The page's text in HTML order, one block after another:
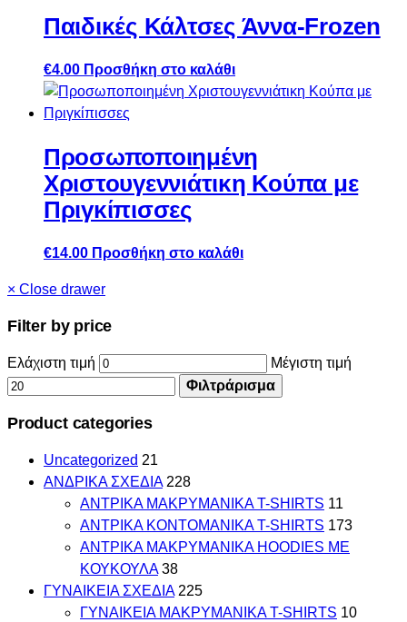
Παιδικές Κάλτσες Άννα-Frozen
€4.00 Προσθήκη στο καλάθι
Προσωποποιημένη
Χριστουγεννιάτικη Κούπα με
Πριγκίπισσες
€14.00 Προσθήκη στο καλάθι
× Close drawer
Filter by price
Ελάχιστη τιμή
Μέγιστη τιμή
Φιλτράρισμα
Product categories
Uncategorized 21
ΑΝΔΡΙΚΑ ΣΧΕΔΙΑ 228
ΑΝΤΡΙΚΑ MAKΡYMANIKA T-SHIRTS 11
ΑΝΤΡΙΚΑ ΚΟΝΤΟΜΑΝΙΚΑ T-SHIRTS 173
ΑΝΤΡΙΚΑ ΜΑΚΡΥΜΑΝΙΚΑ HOODIES ΜΕ
ΚΟΥΚΟΥΛΑ 38
ΓΥΝΑΙΚΕΙΑ ΣΧΕΔΙΑ 225
ΓΥΝΑΙΚΕΙΑ MAKΡYMANIKA T-SHIRTS 10